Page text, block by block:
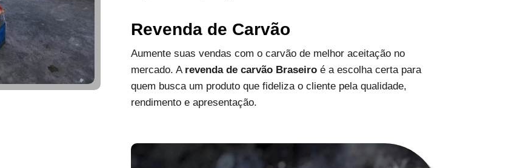
Revenda de Carvão
Aumente suas vendas com o carvão de melhor aceitação no
mercado. A revenda de carvão Braseiroé a escolha certa para
quem busca um produto que fideliza o cliente pela qualidade,
rendimento e apresentação.